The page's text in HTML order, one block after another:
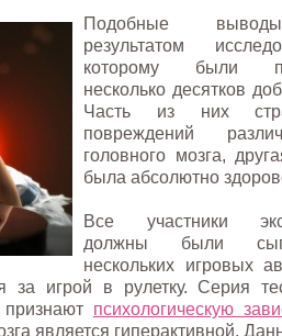
Подобные
результатом
которому были
несколько десятков
Часть из них
повреждений
головного мозга,
была абсолютно
Все участники
должны были
нескольких игровых
за игрой в рулетку. Серия
психологическую
является гиперактивной.